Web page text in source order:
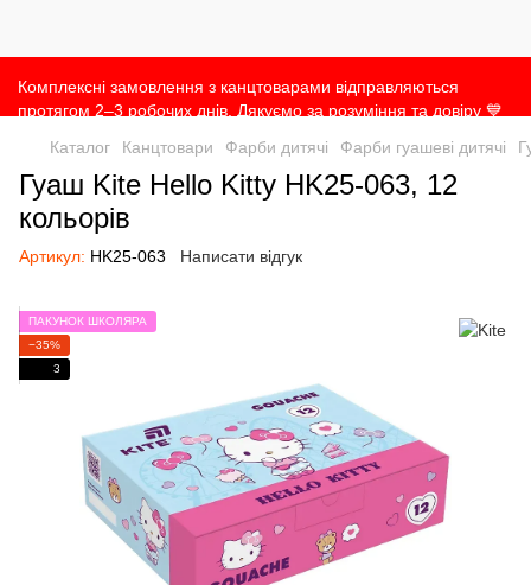
Комплексні замовлення з канцтоварами відправляються
протягом 2–3 робочих днів. Дякуємо за розуміння та довіру 💙
Каталог
Канцтовари Фарби дитячі Фарби гуашеві дитячі
Гуаш Kite Hello Kitty HK25-063, 12
кольорів
Артикул: HK25-063 Написати відгук
ПАКУНОК ШКОЛЯРА
−35%
3